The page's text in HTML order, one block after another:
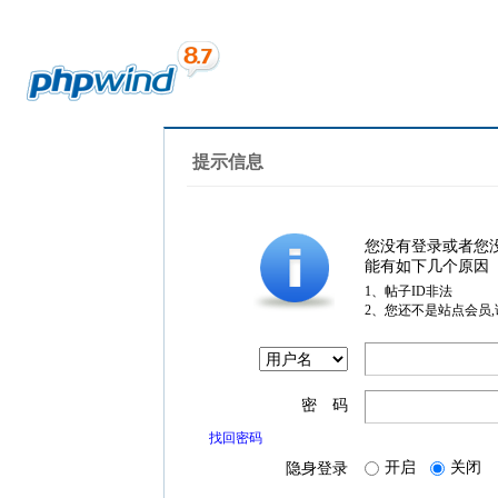
提示信息
您没有登录或者您
能有如下几个原因
1、帖子ID非法
2、您还不是站点会员
密 码
找回密码
隐身登录 开启 关闭